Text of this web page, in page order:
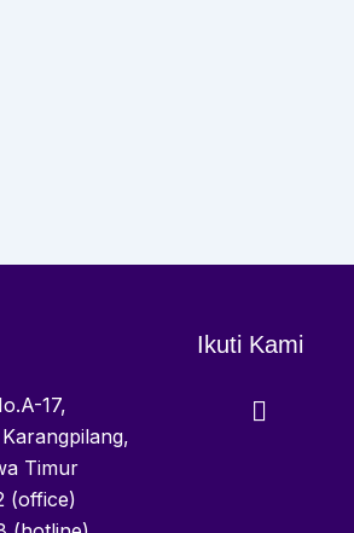
17,
Timur
(office)
Ikuti Kami